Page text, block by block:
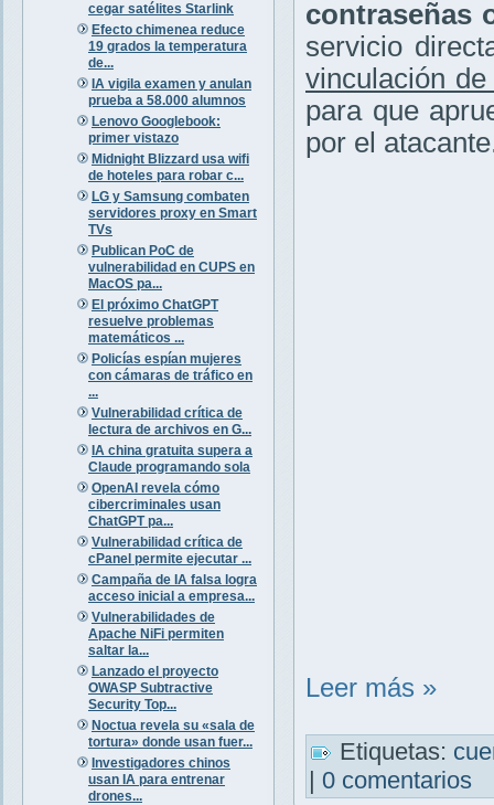
cegar satélites Starlink
Efecto chimenea reduce
19 grados la temperatura
de...
IA vigila examen y anulan
prueba a 58.000 alumnos
Lenovo Googlebook:
primer vistazo
Midnight Blizzard usa wifi
de hoteles para robar c...
LG y Samsung combaten
servidores proxy en Smart
TVs
Publican PoC de
vulnerabilidad en CUPS en
MacOS pa...
El próximo ChatGPT
resuelve problemas
matemáticos ...
Policías espían mujeres
con cámaras de tráfico en
...
Vulnerabilidad crítica de
lectura de archivos en G...
IA china gratuita supera a
Claude programando sola
OpenAI revela cómo
cibercriminales usan
ChatGPT pa...
Vulnerabilidad crítica de
cPanel permite ejecutar ...
Campaña de IA falsa logra
acceso inicial a empresa...
Vulnerabilidades de
Apache NiFi permiten
saltar la...
Lanzado el proyecto
OWASP Subtractive
Security Top...
Noctua revela su «sala de
tortura» donde usan fuer...
Investigadores chinos
usan IA para entrenar
drones...
contraseñas
servicio
vinculación
para que
por el
Leer más »
Etiquetas:
| 0 comentarios